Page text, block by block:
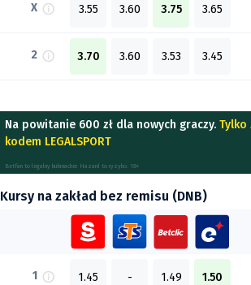
X 3.55 3.60 3.75 3.65
2 3.70 3.60 3.53 3.45
Na powitanie 600 zł dla nowych graczy. Tylko
kodem LEGALSPORT
Betfan to legalny bukmacher. Hazard to ryzyko. 18+
Kursy na zakład bez remisu (DNB)
1 1.45 - 1.49 1.50